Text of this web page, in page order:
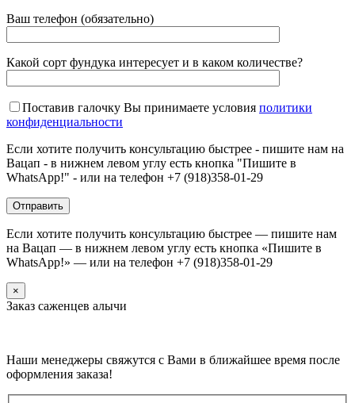
Ваш телефон (обязательно)
Какой сорт фундука интересует и в каком количестве?
Поставив галочку Вы принимаете условия политики
конфиденциальности
Если хотите получить консультацию быстрее - пишите нам на
Вацап - в нижнем левом углу есть кнопка "Пишите в
WhatsApp!" - или на телефон +7 (918)358-01-29
Если хотите получить консультацию быстрее — пишите нам
на Вацап — в нижнем левом углу есть кнопка «Пишите в
WhatsApp!» — или на телефон +7 (918)358-01-29
×
Заказ саженцев алычи
Наши менеджеры свяжутся с Вами в ближайшее время после
оформления заказа!